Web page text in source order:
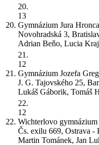
20.
20.
13
Gymnázium Jura Hronca
Novohradská 3,
Adrian Beňo, Lucia
21.
21.
12
Gymnázium Jozefa
J. G. Tajovského 25,
Lukáš Gáborik, Tomáš
22.
22.
12
Wichterlovo gymnázium
Čs. exilu 669, Ostrava -
Martin Tománek, Jan